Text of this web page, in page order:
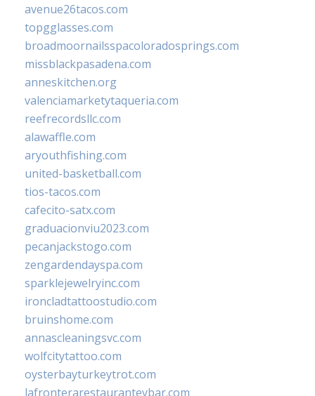
avenue26tacos.com
topgglasses.com
broadmoornailsspacoloradosprings.com
missblackpasadena.com
anneskitchen.org
valenciamarketytaqueria.com
reefrecordsllc.com
alawaffle.com
aryouthfishing.com
united-basketball.com
tios-tacos.com
cafecito-satx.com
graduacionviu2023.com
pecanjackstogo.com
zengardendayspa.com
sparklejewelryinc.com
ironcladtattoostudio.com
bruinshome.com
annascleaningsvc.com
wolfcitytattoo.com
oysterbayturkeytrot.com
lafronterarestauranteybar.com